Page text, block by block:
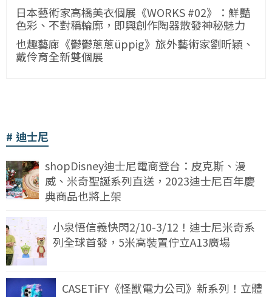
日本藝術家高橋美衣個展《WORKS #02》：鮮豔
色彩、不對稱輪廓，即興創作陶器散發神秘魅力
也趣藝廊《鬱鬱蔥蔥üppig》旅外藝術家劉昕穎、
戴伶育全新雙個展
迪士尼
shopDisney迪士尼電商登台：皮克斯、漫
威、米奇聖誕系列直送，2023迪士尼百年慶
典商品也將上架
小泉悟信義快閃2/10-3/12！迪士尼米奇系
列全球首發，5米高裝置佇立A13廣場
CASETiFY《怪獸電力公司》新系列！立體